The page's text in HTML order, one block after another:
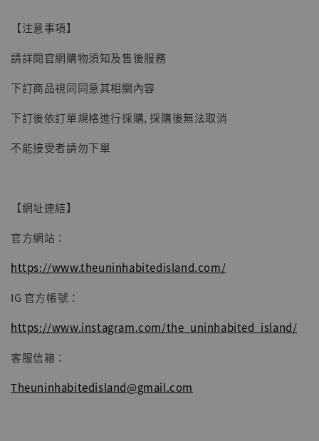
子彈飛 鵝城縣長 張麻子 [BK01]
NT$ 4,980
【注意事項】
請詳閱官網購物須知及售後服務
下訂商品視同同意其相關內容
下訂後依訂單規格進行採購, 採購後無法取消
不能接受者請勿下單
【網址連結】
官方網站：
https://www.theuninhabitedisland.com/
IG 官方帳號：
https://www.instagram.com/the_uninhabited_island/
客服信箱：
Theuninhabitedisland@gmail.com